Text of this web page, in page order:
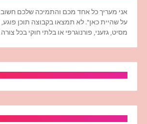
אני מעריך כל אחד מכם והתמיכה שלכם
על שהיית כאן". לא תמצאו בקבוצה תוכן
מסיט, גזעני, פורנוגרפי או בלתי חוקי בכל